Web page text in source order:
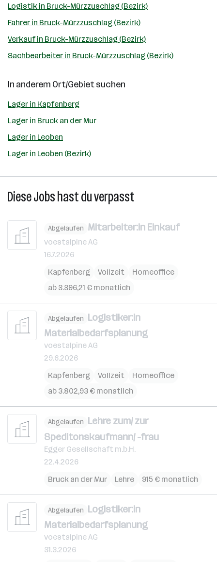
Logistik in Bruck-Mürzzuschlag (Bezirk)
Fahrer in Bruck-Mürzzuschlag (Bezirk)
Verkauf in Bruck-Mürzzuschlag (Bezirk)
Sachbearbeiter in Bruck-Mürzzuschlag (Bezirk)
In anderem Ort/Gebiet suchen
Lager in Kapfenberg
Lager in Bruck an der Mur
Lager in Leoben
Lager in Leoben (Bezirk)
Diese Jobs hast du verpasst
Abgelaufen Mitarbeiter:in Einkauf
voestalpine AG
16.7.2026
Kapfenberg
Vollzeit
Homeoffice
ab 3.396,21 € monatlich
Abgelaufen Logistiker:in
Materialbedarfsplanung
voestalpine AG
29.6.2026
Kapfenberg
Vollzeit
Homeoffice
ab 3.802,93 € monatlich
Abgelaufen Lehre zum/ zur
Speditonskaufmann/ -frau
Egger Gesellschaft m.b.H.
22.4.2026
Bruck an der Mur
Lehre 915 € monatlich
Abgelaufen Logistiker:in
Materialbedarfsplanung
voestalpine AG
31.3.2026